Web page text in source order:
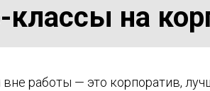
на
работы — это корпоратив,